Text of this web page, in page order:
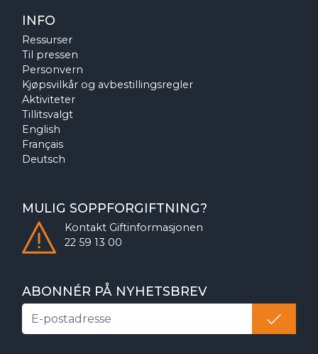
INFO
Ressurser
Til pressen
Personvern
Kjøpsvilkår og avbestillingsregler
Aktiviteter
Tillitsvalgt
English
Français
Deutsch
MULIG SOPPFORGIFTNING?
Kontakt Giftinformasjonen
22 59 13 00
ABONNÉR PÅ NYHETSBREV